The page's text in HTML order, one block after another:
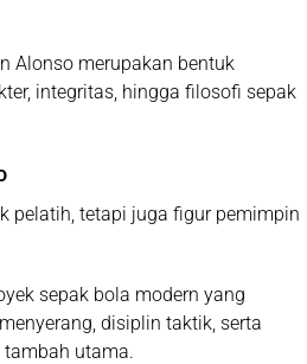
Alonso merupakan bentuk
integritas, hingga filosofi sepak
pelatih, tetapi juga figur pemimpin
sepak bola modern yang
disiplin taktik, serta
utama.